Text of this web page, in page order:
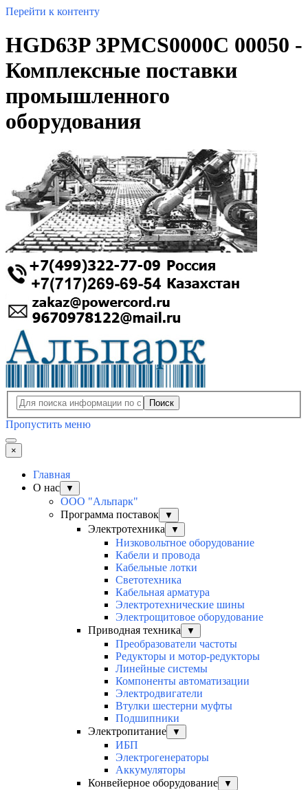
Перейти к контенту
HGD63P 3PMCS0000C 00050 -
Комплексные поставки
промышленного
оборудования
Поиск
Пропустить меню
×
Главная
О нас
▼
ООО "Альпарк"
Программа поставок
▼
Электротехника ▼
Низковольтное оборудование
Кабели и провода
Кабельные лотки
Светотехника
Кабельная арматура
Электротехнические шины
Электрощитовое оборудование
Приводная техника
▼
Преобразователи частоты
Редукторы и мотор-редукторы
Линейные системы
Компоненты автоматизации
Электродвигатели
Втулки шестерни муфты
Подшипники
Электропитание
▼
ИБП
Электрогенераторы
Аккумуляторы
Конвейерное оборудование
▼